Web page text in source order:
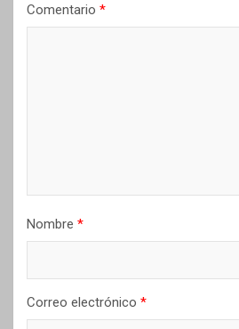
Comentario *
Nombre *
Correo electrónico *